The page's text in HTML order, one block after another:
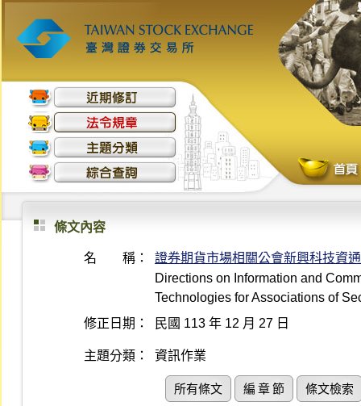
條文內容
名 稱：
證券期貨市場相關公會新興科技資
Directions on Information and
Technologies for Associations of
修正日期：
民國 113 年 12 月 27 日
主題分類： 資訊作業
所有條文 編 章 節 條文檢索